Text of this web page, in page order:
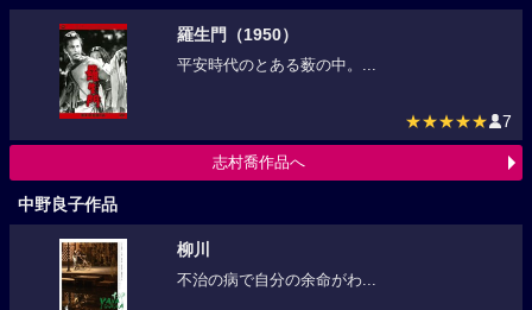
羅生門（1950）
平安時代のとある薮の中。...
★★★★★ 7
志村喬作品へ
中野良子作品
柳川
不治の病で自分の余命がわ...